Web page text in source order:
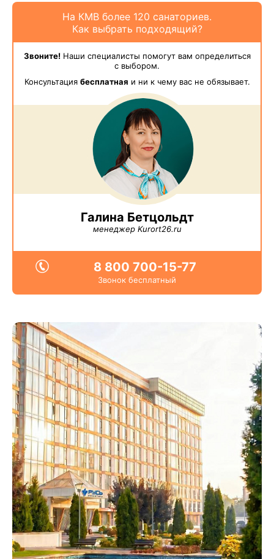
На КМВ более 120 санаториев.
Как выбрать подходящий?
Звоните!Наши специалисты помогут вам определиться
с выбором.
Консультация бесплатная и ни к чему вас не обязывает.
Галина Бетцольдт
менеджер Kurort26.ru
8 800 700-15-77
Звонок бесплатный